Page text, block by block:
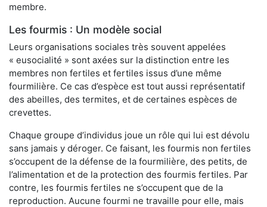
membre.
Les fourmis : Un modèle social
Leurs organisations sociales très souvent appelées
« eusocialité » sont axées sur la distinction entre les
membres non fertiles et fertiles issus d’une même
fourmilière. Ce cas d’espèce est tout aussi représentatif
des abeilles, des termites, et de certaines espèces de
crevettes.
Chaque groupe d’individus joue un rôle qui lui est dévolu
sans jamais y déroger. Ce faisant, les fourmis non fertiles
s’occupent de la défense de la fourmilière, des petits, de
l’alimentation et de la protection des fourmis fertiles. Par
contre, les fourmis fertiles ne s’occupent que de la
reproduction. Aucune fourmi ne travaille pour elle, mais